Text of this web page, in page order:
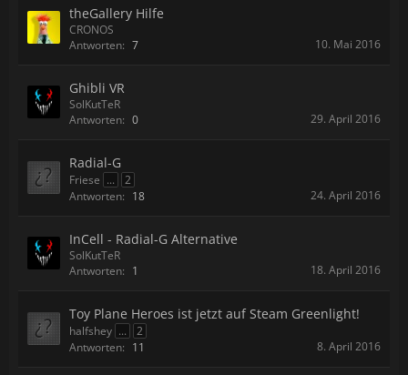
theGallery Hilfe
CRONOS
Antworten: 7 10. Mai 2016
Ghibli VR
SolKutTeR
Antworten: 0 29. April 2016
Radial-G
Friese ...
2
Antworten: 18 24. April 2016
InCell - Radial-G Alternative
SolKutTeR
Antworten: 1 18. April 2016
Toy Plane Heroes ist jetzt auf Steam Greenlight!
halfshey ...
2
Antworten: 11 8. April 2016